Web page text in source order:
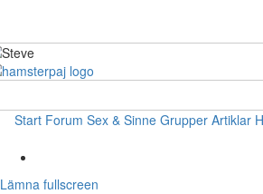
Start Forum Sex & Sinne Grupper Artiklar
Lämna fullscreen